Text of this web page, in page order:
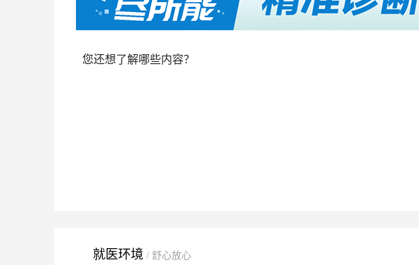
您还想了解哪些内容？
就医环境 / 舒心放心